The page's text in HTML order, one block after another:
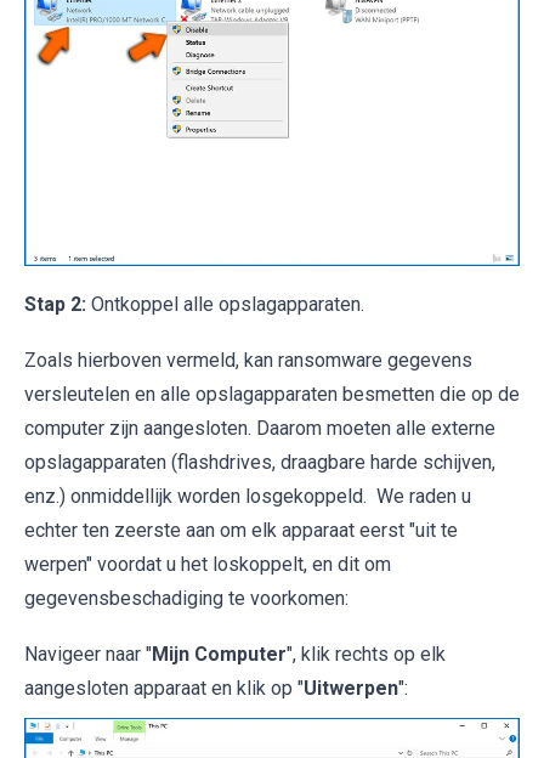
Stap 2: Ontkoppel alle opslagapparaten.
Zoals hierboven vermeld, kan ransomware gegevens
versleutelen en alle opslagapparaten besmetten die op de
computer zijn aangesloten. Daarom moeten alle externe
opslagapparaten (flashdrives, draagbare harde schijven,
enz.) onmiddellijk worden losgekoppeld. We raden u
echter ten zeerste aan om elk apparaat eerst "uit te
werpen" voordat u het loskoppelt, en dit om
gegevensbeschadiging te voorkomen:
Navigeer naar "Mijn Computer", klik rechts op elk
aangesloten apparaat en klik op "Uitwerpen":